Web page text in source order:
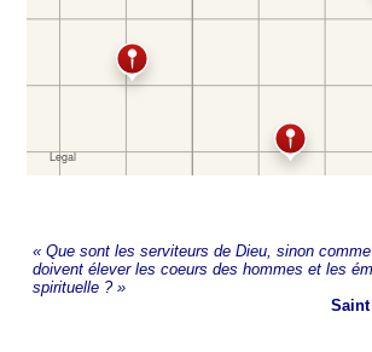
« Que sont les serviteurs de Dieu, sinon
doivent élever les coeurs des hommes et les
spirituelle ? »
Saint